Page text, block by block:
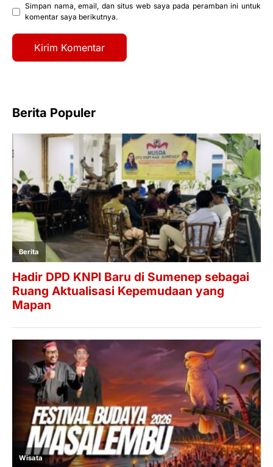
Simpan nama, email, dan situs web saya pada peramban ini untuk
komentar saya berikutnya.
Berita Populer